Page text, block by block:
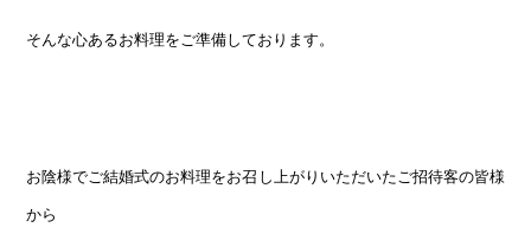
そんな心あるお料理をご準備しております。
お陰様でご結婚式のお料理をお召し上がりいただいたご招待客の皆様
から